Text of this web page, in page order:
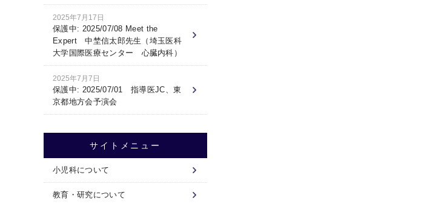
2025年7月17日
保護中: 2025/07/08 Meet the
Expert 中埜信太郎先生（埼玉医科
大学国際医療センター 心臓内科）
2025年7月7日
保護中: 2025/07/01 指導医JC、東
京都地方会予演会
サイトメニュー
小児科について
教育・研究について